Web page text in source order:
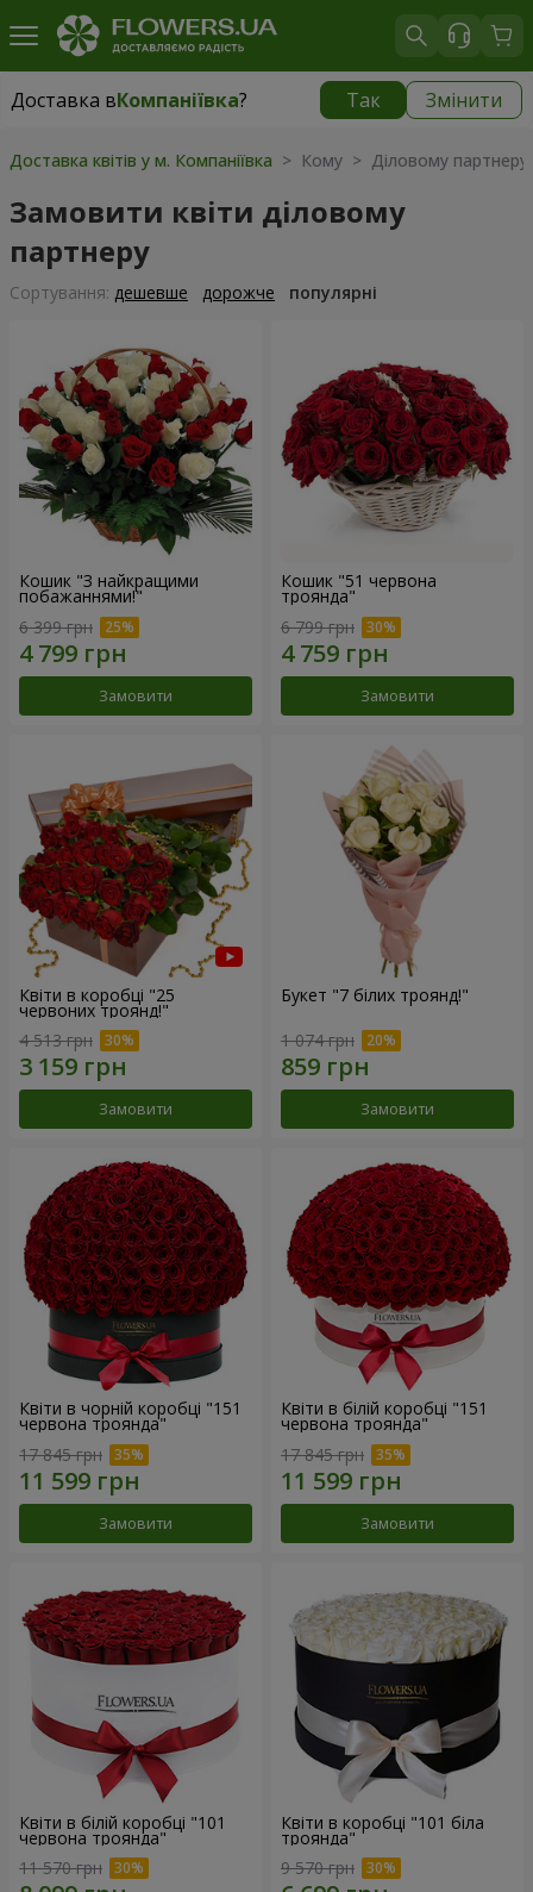
Доставка вКомпаніївка? Так Змінити
Доставка вКомпаніївка| безкоштовно
Доставка квітів у м. Компаніївка > Кому > Діловому партнеру
Замовити квіти діловому
партнеру
Сортування: дешевше дорожче популярні
Кошик "З найкращими
побажаннями!"
6 399 грн
Замовити
Кошик "51 червона
троянда"
6 799 грн
Замовити
Квіти в коробці "25
червоних троянд!"
4 513 грн
Замовити
Букет "7 білих троянд!"
1 074 грн
Замовити
Квіти в чорній коробці "151
червона троянда"
17 845 грн
Замовити
Квіти в білій коробці "151
червона троянда"
17 845 грн
Замовити
Квіти в білій коробці "101
червона троянда"
11 570 грн
Квіти в коробці "101 біла
троянда"
9 570 грн